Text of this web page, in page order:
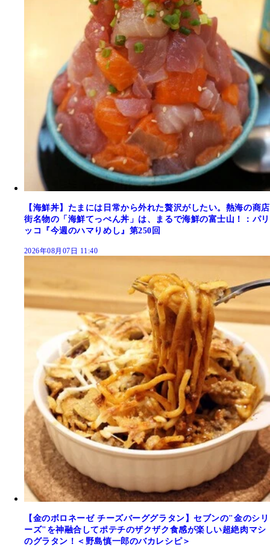
【海鮮丼】たまには日常から外れた贅沢がしたい。熱海の商店
街名物の「海鮮てっぺん丼」は、まるで海鮮の富士山！：パリ
ッコ『今週のハマりめし』第250回
2026年08月07日 11:40
【金のボロネーゼ チーズバーググラタン】セブンの"金のシリ
ーズ"を神融合してポテチのザクザク食感が楽しい超絶肉マシ
のグラタン！＜野島慎一郎のバカレシピ＞